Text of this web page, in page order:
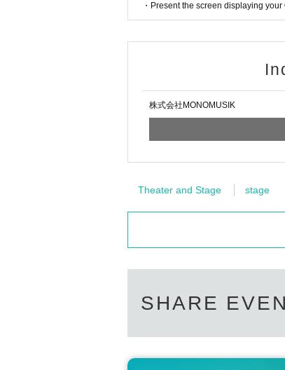
・Present the screen displaying
株式会社MONOMUSIK
Theater and Stage stage
SHARE